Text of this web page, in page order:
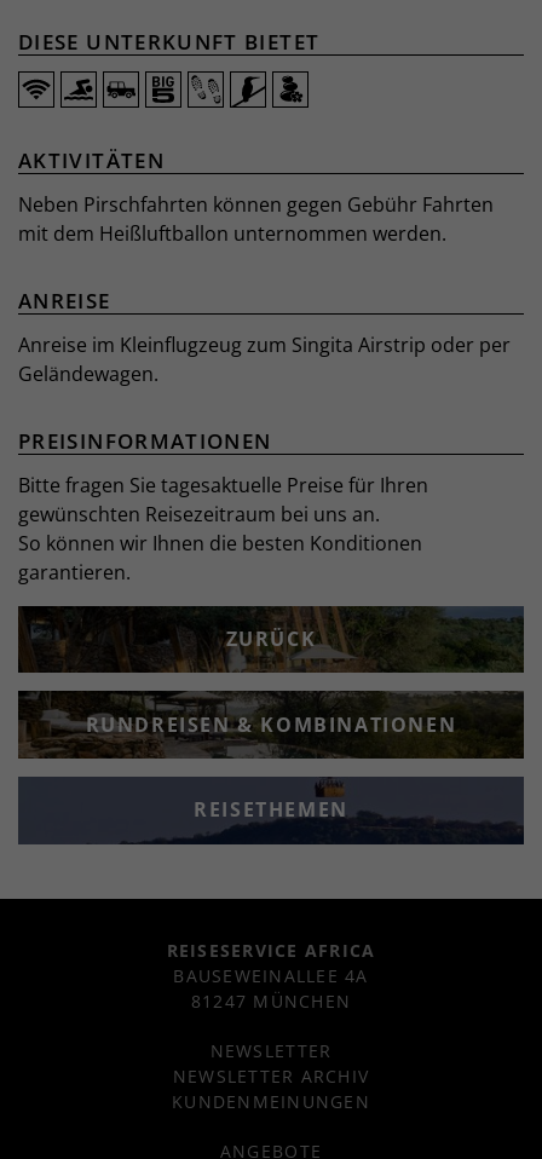
DIESE UNTERKUNFT BIETET
AKTIVITÄTEN
Neben Pirschfahrten können gegen Gebühr Fahrten
mit dem Heißluftballon unternommen werden.
ANREISE
Anreise im Kleinflugzeug zum Singita Airstrip oder per
Geländewagen.
PREISINFORMATIONEN
Bitte fragen Sie tagesaktuelle Preise für Ihren
gewünschten Reisezeitraum bei uns an.
So können wir Ihnen die besten Konditionen
garantieren.
ZURÜCK
RUNDREISEN & KOMBINATIONEN
REISETHEMEN
REISESERVICE AFRICA
BAUSEWEINALLEE 4A
81247 MÜNCHEN
NEWSLETTER
NEWSLETTER ARCHIV
KUNDENMEINUNGEN
ANGEBOTE